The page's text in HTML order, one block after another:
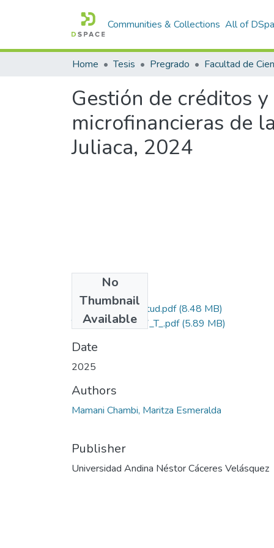
Communities & Collections All of
Home Tesis Pregrado
Gestión de créditos
microfinancieras de
Juliaca, 2024
No
Thumbnail
Available
Grado de Similitud.pdf(8.48 MB)
T036_77391427_T_.pdf(5.89 MB)
Date
2025
Authors
Mamani Chambi, Maritza Esmeralda
Publisher
Universidad Andina Néstor Cáceres Velásquez